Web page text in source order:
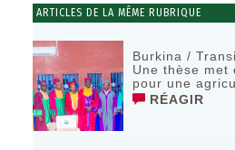
ARTICLES DE LA MÊME RUBRIQUE
Burkina /
Une thèse met
pour une
RÉAGIR